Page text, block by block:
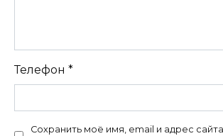
Телефон *
Сохранить моё имя, email и адрес